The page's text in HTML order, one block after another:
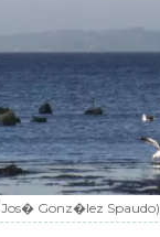
Jos� Gonz�lez Spaudo)